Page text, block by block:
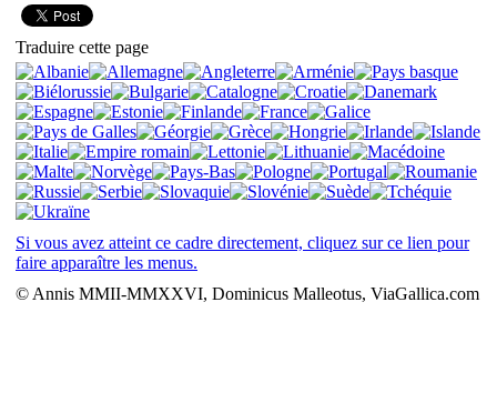
Traduire cette page
Si vous avez atteint ce cadre directement, cliquez sur ce lien pour
faire apparaître les menus.
© Annis MMII-MMXXVI, Dominicus Malleotus, ViaGallica.com